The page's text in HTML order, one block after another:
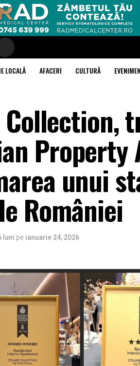
LOCALĂ AFACERI CULTURĂ
Property
unui
României
luni pe ianuarie 24, 2026